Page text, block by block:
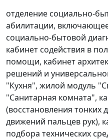
отделение социально-
абилитации,
социально-бытовой
кабинет содействия в
помощи, кабинет
решений и
"Кухня", жилой модуль
"Санитарная комната",
(восстановления
движений пальцев рук),
подбора технических